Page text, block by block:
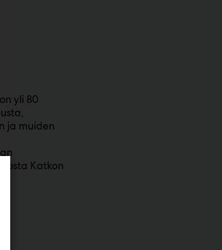
yli 80
ja muiden
Katkon